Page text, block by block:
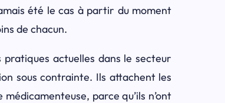
été le cas à partir du moment
de chacun.
actuelles dans le secteur
sous contrainte. Ils attachent les
parce qu’ils n’ont